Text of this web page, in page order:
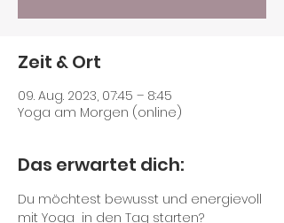
Zeit & Ort
09. Aug. 2023, 07:45 – 8:45
Yoga am Morgen (online)
Das erwartet dich:
Du möchtest bewusst und energievoll
mit Yoga  in den Tag starten?